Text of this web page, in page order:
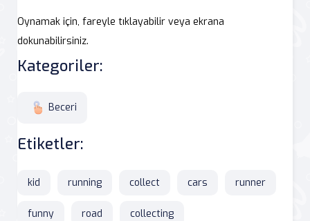
Oynamak için, fareyle tıklayabilir veya ekrana
dokunabilirsiniz.
Kategoriler:
Beceri
Etiketler:
kid running collect cars runner
funny road collecting